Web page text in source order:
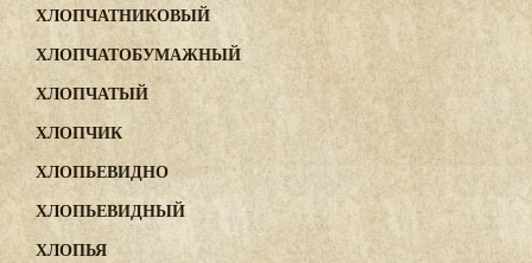
ХЛОПЧАТНИКОВЫЙ
ХЛОПЧАТОБУМАЖНЫЙ
ХЛОПЧАТЫЙ
ХЛОПЧИК
ХЛОПЬЕВИДНО
ХЛОПЬЕВИДНЫЙ
ХЛОПЬЯ